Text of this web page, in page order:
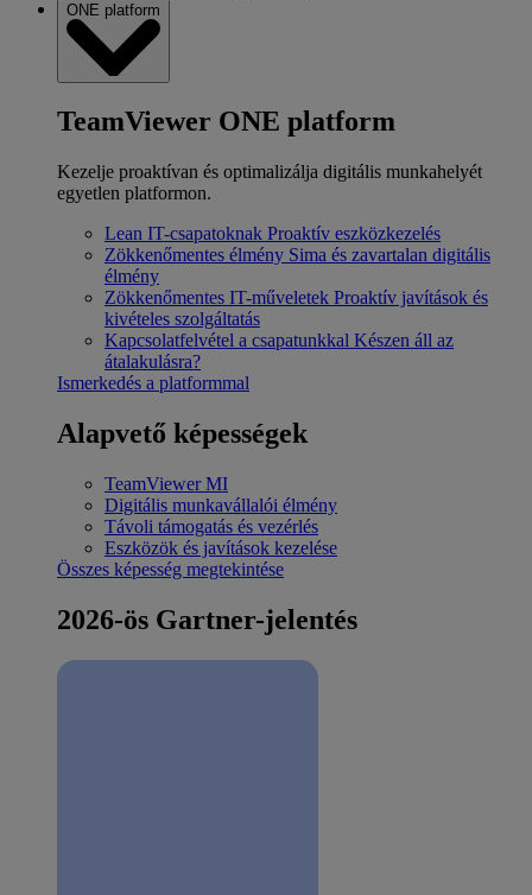
ONE platform
TeamViewer ONE platform
Kezelje proaktívan és optimalizálja digitális munkahelyét
egyetlen platformon.
Lean IT-csapatoknak Proaktív eszközkezelés
Zökkenőmentes élmény Sima és zavartalan digitális
élmény
Zökkenőmentes IT-műveletek Proaktív javítások és
kivételes szolgáltatás
Kapcsolatfelvétel a csapatunkkal Készen áll az
átalakulásra?
Ismerkedés a platformmal
Alapvető képességek
TeamViewer MI
Digitális munkavállalói élmény
Távoli támogatás és vezérlés
Eszközök és javítások kezelése
Összes képesség megtekintése
2026-ös Gartner-jelentés